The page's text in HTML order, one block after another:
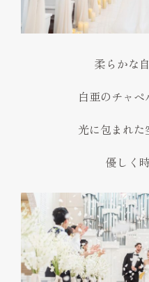
柔らかな
白亜のチャ
光に包まれ
優しく